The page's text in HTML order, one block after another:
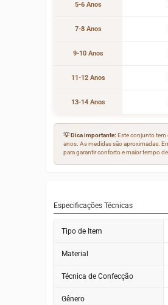
5-6 Anos
7-8 Anos
9-10 Anos
11-12 Anos
13-14 Anos
💡 Dica importante: Este conjunto tem
anos. As medidas são aproximadas.
para garantir conforto e maior tempo de
Especificações Técnicas
Tipo de Item
Material
Técnica de Confecção
Gênero